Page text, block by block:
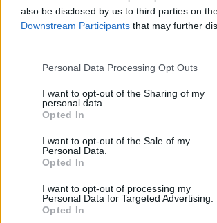
also be disclosed by us to third parties on
Downstream Participants that may further
Personal Data Processing Opt Outs
I want to opt-out of the Sharing of my
personal data.
Opted In
I want to opt-out of the Sale of my
Personal Data.
Opted In
I want to opt-out of processing my
Personal Data for Targeted Advertising.
Opted In
ΔΗΜΟΦΙΛΗ
HELLENiQ ENERGY: Κέρδη 393 εκατ.
εξάμηνο – Στα 734 εκατ. ευρώ τα
Metlen: Ρεκόρ EBITDA στο α'
εκατ. ευρώ – Καθαρά κέρδη 313 εκατ.
06/08/2026 - 09:12 ΕΠΙΧΕΙΡΗΣΕΙΣ
Β.Σ. Καρούλιας: Τζίρος 98,7 εκατ. ευρώ
αύξηση κερδών 57% - Τα νέα
& non alcohol
06/08/2026 - 11:48